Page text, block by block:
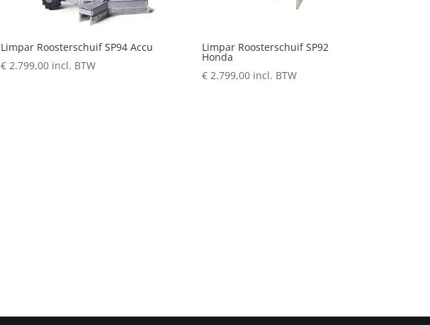
Limpar Roosterschuif SP94 Accu
€2.799,00 incl. BTW
Limpar Roosterschuif SP92
Honda
€2.799,00 incl. BTW